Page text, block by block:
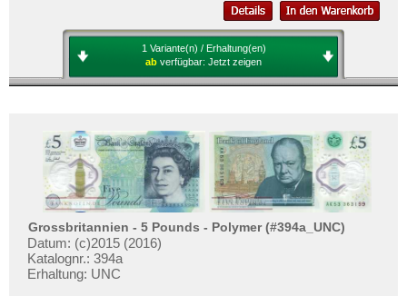
1 Variante(n) / Erhaltung(en)
ab verfügbar: Jetzt zeigen
Grossbritannien - 5 Pounds - Polymer (#394a_UNC)
Datum: (c)2015 (2016)
Katalognr.: 394a
Erhaltung: UNC